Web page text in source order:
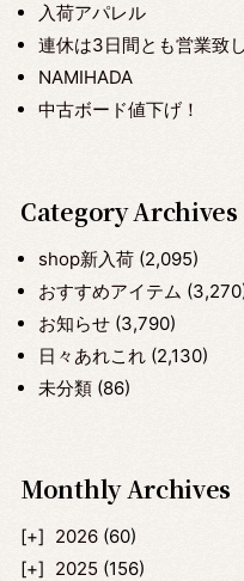
入荷アパレル
連休は3日間とも営業致し
NAMIHADA
中古ボード値下げ！
Category Archives
shop新入荷 (2,095)
おすすめアイテム
お知らせ (3,790)
日々あれこれ (2,130)
未分類 (86)
Monthly Archives
2026 (60)
2025 (156)